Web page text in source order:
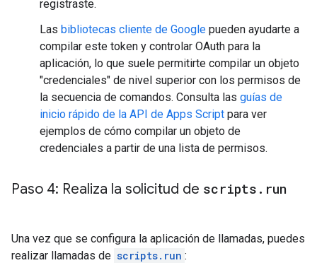
registraste.
Las bibliotecas cliente de Google pueden ayudarte a
compilar este token y controlar OAuth para la
aplicación, lo que suele permitirte compilar un objeto
"credenciales" de nivel superior con los permisos de
la secuencia de comandos. Consulta las guías de
inicio rápido de la API de Apps Script para ver
ejemplos de cómo compilar un objeto de
credenciales a partir de una lista de permisos.
Paso 4: Realiza la solicitud de scripts . run
Una vez que se configura la aplicación de llamadas, puedes
realizar llamadas de scripts.run :